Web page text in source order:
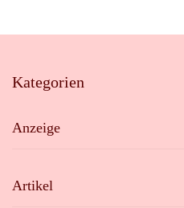
Kategorien
Anzeige
Artikel